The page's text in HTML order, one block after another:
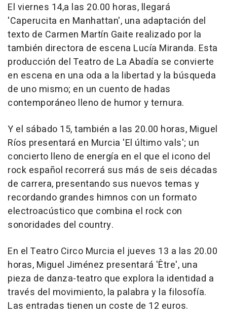
El viernes 14,a las 20.00 horas, llegará
'Caperucita en Manhattan', una adaptación del
texto de Carmen Martín Gaite realizado por la
también directora de escena Lucía Miranda. Esta
producción del Teatro de La Abadía se convierte
en escena en una oda a la libertad y la búsqueda
de uno mismo; en un cuento de hadas
contemporáneo lleno de humor y ternura.
Y el sábado 15, también a las 20.00 horas, Miguel
Ríos presentará en Murcia 'El último vals'; un
concierto lleno de energía en el que el icono del
rock español recorrerá sus más de seis décadas
de carrera, presentando sus nuevos temas y
recordando grandes himnos con un formato
electroacústico que combina el rock con
sonoridades del country.
En el Teatro Circo Murcia el jueves 13 a las 20.00
horas, Miguel Jiménez presentará 'Être', una
pieza de danza-teatro que explora la identidad a
través del movimiento, la palabra y la filosofía.
Las entradas tienen un coste de 12 euros.